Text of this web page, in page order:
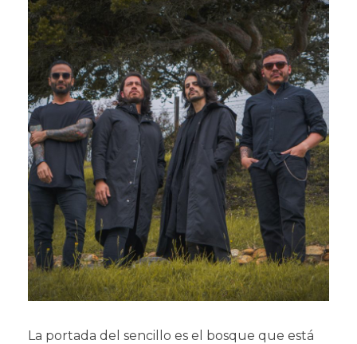
La portada del sencillo es el bosque que está